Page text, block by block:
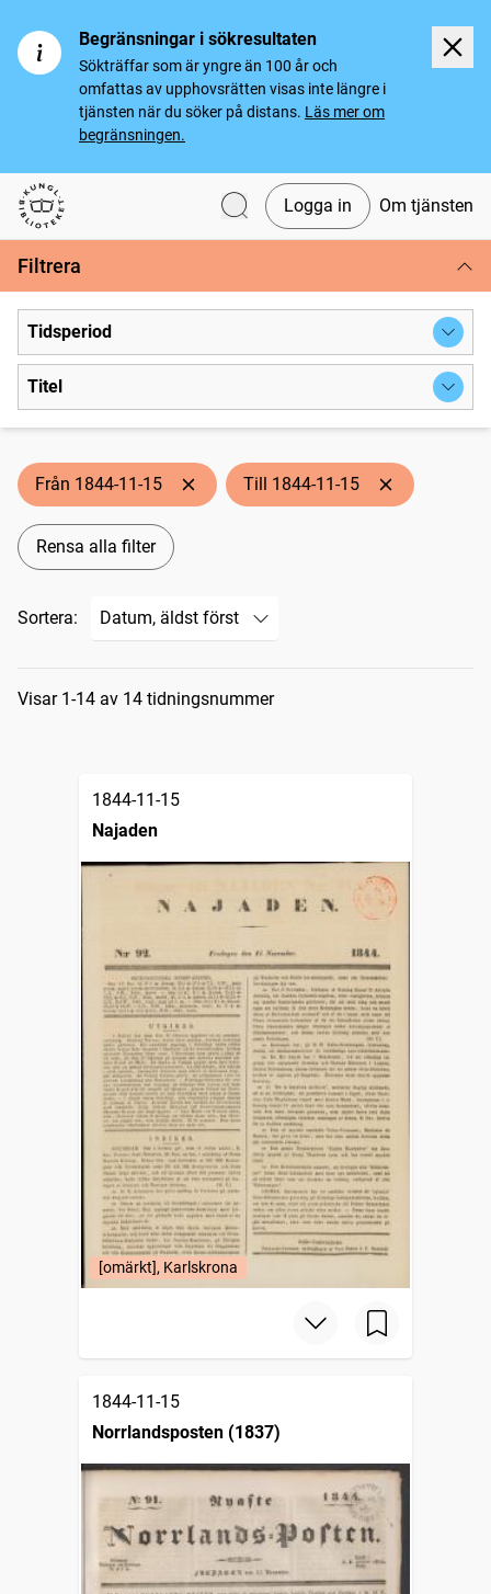
Begränsningar i sökresultaten
Sökträffar som är yngre än 100 år och
omfattas av upphovsrätten visas inte längre i
tjänsten när du söker på distans. Läs mer om
begränsningen.
Svenska tidningar
Logga in Om tjänsten
Filtrera
Tidsperiod
Titel
Från 1844-11-15 Till 1844-11-15
Rensa alla filter
Sortera:
Sökresultat
Visar 1-14 av 14 tidningsnummer
1844-11-15
Najaden
[omärkt], Karlskrona
1844-11-15
Norrlandsposten (1837)